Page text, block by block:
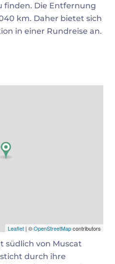
finden. Die Entfernung
km. Daher bietet sich
in einer Rundreise an.
Leaflet | ©OpenStreetMapcontributors
südlich von Muscat
durch ihre